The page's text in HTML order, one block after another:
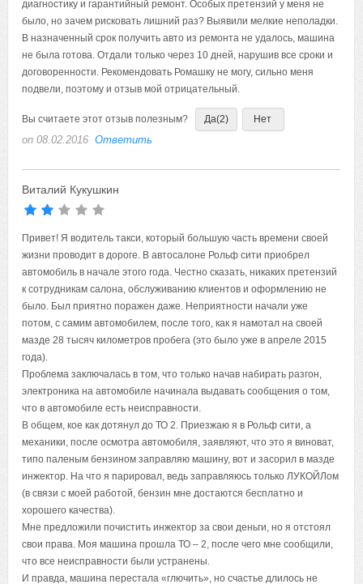
диагностику и гарантийный ремонт. Особых претензий у меня не
было, но зачем рисковать лишний раз? Выявили мелкие неполадки.
В назначенный срок получить авто из ремонта не удалось, машина
не была готова. Отдали только через 10 дней, нарушив все сроки и
договоренности. Рекомендовать Ромашку не могу, сильно меня
подвели, поэтому и отзыв мой отрицательный.
Вы считаете этот отзыв полезным? Да(2) Нет
on 08.02.2016 Ответить
Виталий Кукушкин
Привет! Я водитель такси, который большую часть времени своей
жизни проводит в дороге. В автосалоне Рольф сити приобрел
автомобиль в начале этого года. Честно сказать, никаких претензий
к сотрудникам салона, обслуживанию клиентов и оформлению не
было. Был приятно поражен даже. Неприятности начали уже
потом, с самим автомобилем, после того, как я намотал на своей
мазде 28 тысяч километров пробега (это было уже в апреле 2015
года).
Проблема заключалась в том, что только начав набирать разгон,
электроника на автомобиле начинала выдавать сообщения о том,
что в автомобиле есть неисправности.
В общем, кое как дотянул до ТО 2. Приезжаю я в Рольф сити, а
механики, после осмотра автомобиля, заявляют, что это я виноват,
типо паленым бензином заправляю машину, вот и засорил в мазде
инжектор. На что я парировал, ведь заправляюсь только ЛУКОЙЛом
(в связи с моей работой, бензин мне достаются бесплатно и
хорошего качества).
Мне предложили почистить инжектор за свои деньги, но я отстоял
свои права. Моя машина прошла ТО – 2, после чего мне сообщили,
что все неисправности были устранены.
И правда, машина перестала «глючить», но счастье длилось не